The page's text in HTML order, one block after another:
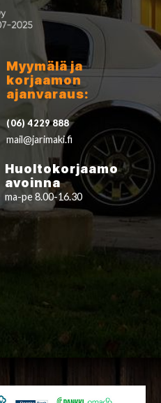
Myymälä ja
korjaamon
ajanvaraus:
(06) 4229 888
mail@jarimaki.fi
Huoltokorjaamo
avoinna
ma-pe 8.00-16.30